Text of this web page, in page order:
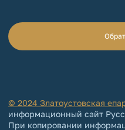
© 2024 Златоустовская
информационный сайт
При копировании